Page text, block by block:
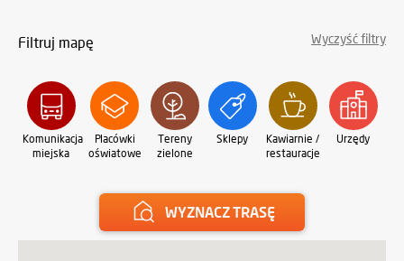
Filtruj mapę
Komunikacja
miejska
Placówki
oświatowe
Tereny
zielone
Sklepy
Kawiarnie /
restauracje
Urzędy
Wyczyść filtry
WYZNACZ TRASĘ